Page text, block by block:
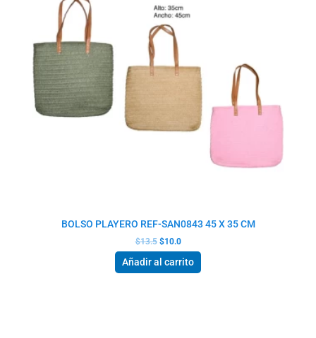
BOLSO PLAYERO REF-SAN0843 45 X 35 CM
$13.5 $10.0
Añadir al carrito